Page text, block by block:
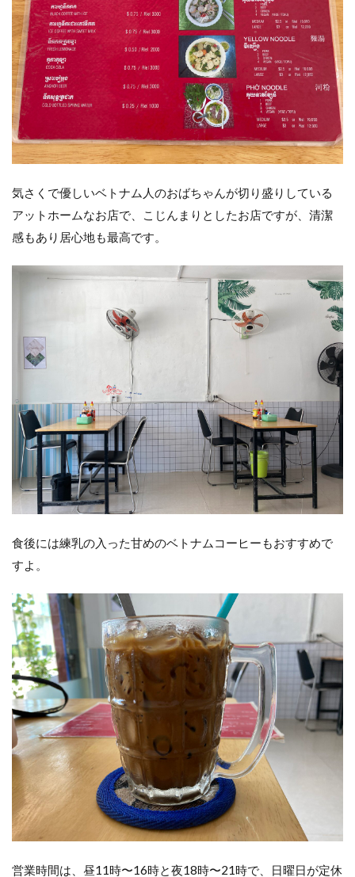
気さくで優しいベトナム人のおばちゃんが切り盛りしている
アットホームなお店で、こじんまりとしたお店ですが、清潔
感もあり居心地も最高です。
食後には練乳の入った甘めのベトナムコーヒーもおすすめで
すよ。
営業時間は、昼11時〜16時と夜18時〜21時で、日曜日が定休